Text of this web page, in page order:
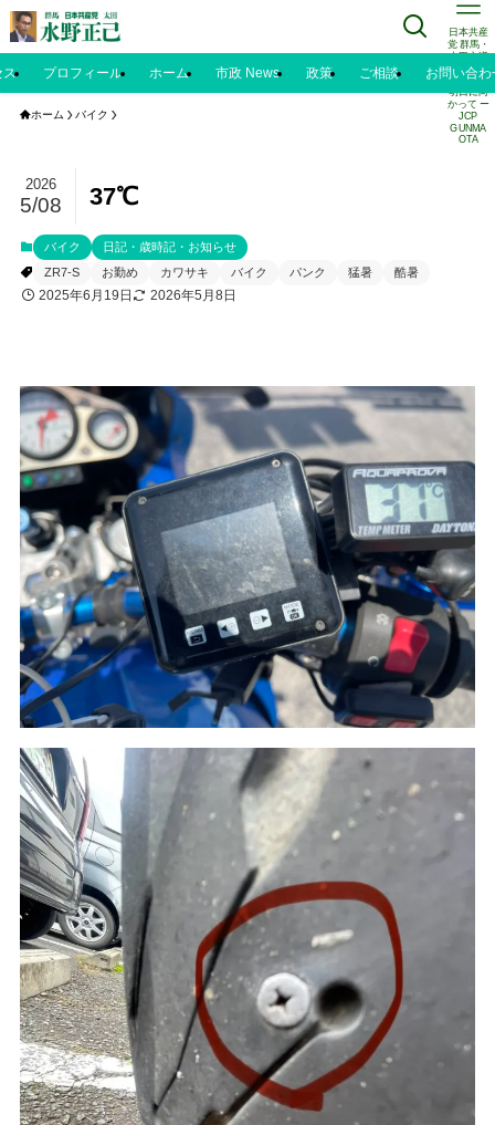
日本共産
党 群馬・
太田市議
水野正己
のブログ |
明日に向
かって ー
JCP
GUNMA
OTA
ス プロフィール ホーム 市政 News 政策 ご相談 お問い合わ
ホーム バイク
37℃
2026
5/08
バイク
日記・歳時記・お知らせ
ZR7-S
お勤め カワサキ バイク パンク 猛暑 酷暑
2025年6月19日 2026年5月8日